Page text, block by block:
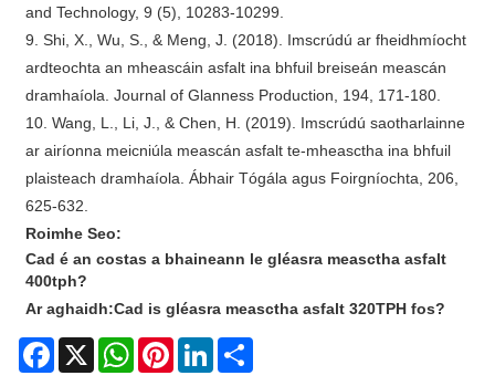
and Technology, 9 (5), 10283-10299.
9. Shi, X., Wu, S., & Meng, J. (2018). Imscrúdú ar fheidhmíocht
ardteochta an mheascáin asfalt ina bhfuil breiseán meascán
dramhaíola. Journal of Glanness Production, 194, 171-180.
10. Wang, L., Li, J., & Chen, H. (2019). Imscrúdú saotharlainne
ar airíonna meicniúla meascán asfalt te-mheasctha ina bhfuil
plaisteach dramhaíola. Ábhair Tógála agus Foirgníochta, 206,
625-632.
Roimhe Seo:
Cad é an costas a bhaineann le gléasra measctha asfalt
400tph?
Ar aghaidh:Cad is gléasra measctha asfalt 320TPH fos?
Facebook
X WhatsAppPinterestLinkedIn